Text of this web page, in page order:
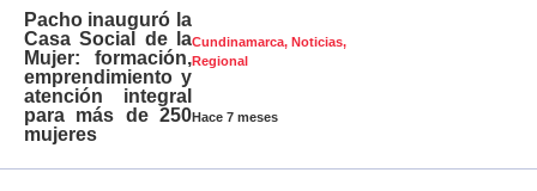
Cundinamarca, Noticias,
Regional
Hace 7 meses
Pacho inauguró la
Casa Social de la
Mujer: formación,
emprendimiento y
atención integral
para más de 250
mujeres